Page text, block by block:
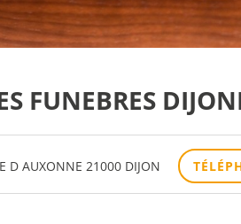
FUNEBRES
D AUXONNE 21000 DIJON